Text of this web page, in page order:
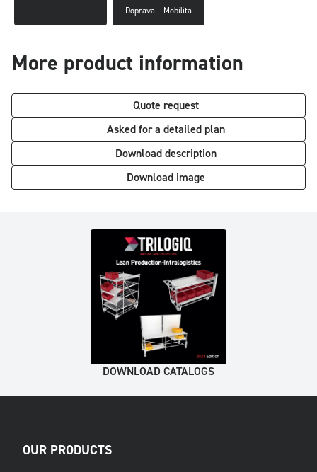
Doprava – Mobilita
More product information
Quote request
Asked for a detailed plan
Download description
Download image
DOWNLOAD CATALOGS
OUR PRODUCTS